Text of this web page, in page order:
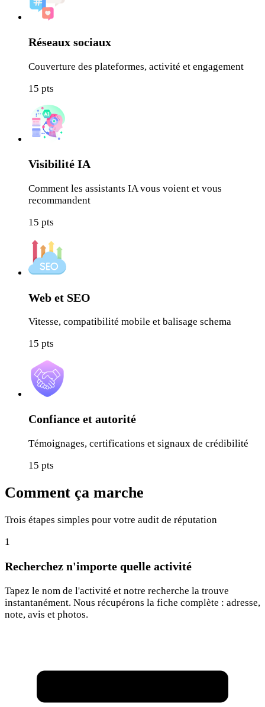
Réseaux sociaux
Couverture des plateformes, activité et engagement
15 pts
Visibilité IA
Comment les assistants IA vous voient et vous
recommandent
15 pts
Web et SEO
Vitesse, compatibilité mobile et balisage schema
15 pts
Confiance et autorité
Témoignages, certifications et signaux de crédibilité
15 pts
Comment ça marche
Trois étapes simples pour votre audit de réputation
1
Recherchez n'importe quelle activité
Tapez le nom de l'activité et notre recherche la trouve
instantanément. Nous récupérons la fiche complète : adresse,
note, avis et photos.